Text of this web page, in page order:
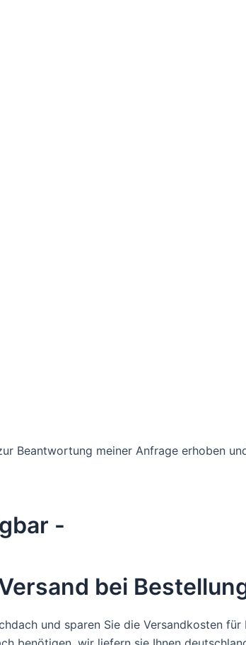
Beantwortung meiner Anfrage erhoben
-
bei
und sparen Sie die Versandkosten